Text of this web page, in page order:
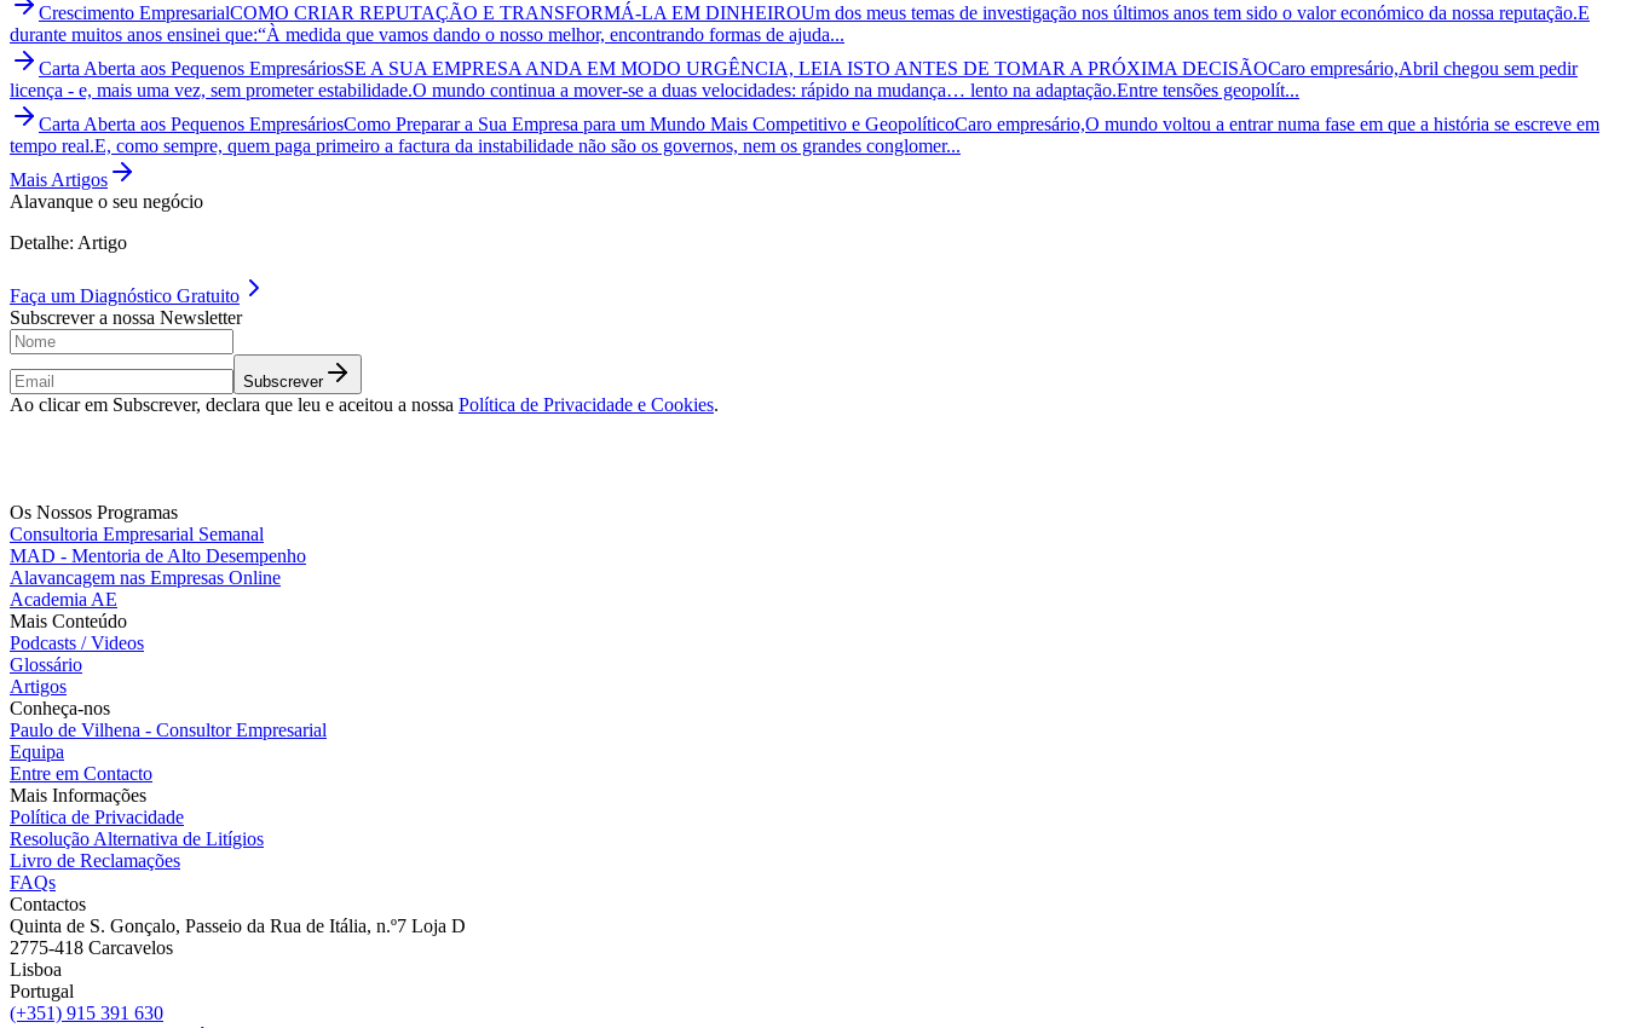
Crescimento EmpresarialCOMO CRIAR REPUTAÇÃO E TRANSFORMÁ-LA EM DINHEIROUm dos meus temas de investigação nos últimos anos tem sido o valor económico da nossa reputação.E
durante muitos anos ensinei que:“À medida que vamos dando o nosso melhor, encontrando formas de ajuda...
Carta Aberta aos Pequenos EmpresáriosSE A SUA EMPRESA ANDA EM MODO URGÊNCIA, LEIA ISTO ANTES DE TOMAR A PRÓXIMA DECISÃOCaro empresário,Abril chegou sem pedir
licença - e, mais uma vez, sem prometer estabilidade.O mundo continua a mover-se a duas velocidades: rápido na mudança… lento na adaptação.Entre tensões geopolít...
Carta Aberta aos Pequenos EmpresáriosComo Preparar a Sua Empresa para um Mundo Mais Competitivo e GeopolíticoCaro empresário,O mundo voltou a entrar numa fase em que a história se escreve em
tempo real.E, como sempre, quem paga primeiro a factura da instabilidade não são os governos, nem os grandes conglomer...
Mais Artigos
Alavanque o seu negócio
Detalhe: Artigo
Faça um Diagnóstico Gratuito
Subscrever a nossa Newsletter
Subscrever
Ao clicar em Subscrever, declara que leu e aceitou a nossa Política de Privacidade e Cookies.
Os Nossos Programas
Consultoria Empresarial Semanal
MAD - Mentoria de Alto Desempenho
Alavancagem nas Empresas Online
Academia AE
Mais Conteúdo
Podcasts / Videos
Glossário
Artigos
Conheça-nos
Paulo de Vilhena - Consultor Empresarial
Equipa
Entre em Contacto
Mais Informações
Política de Privacidade
Resolução Alternativa de Litígios
Livro de Reclamações
FAQs
Contactos
Quinta de S. Gonçalo, Passeio da Rua de Itália, n.º7 Loja D
2775-418 Carcavelos
Lisboa
Portugal
(+351) 915 391 630